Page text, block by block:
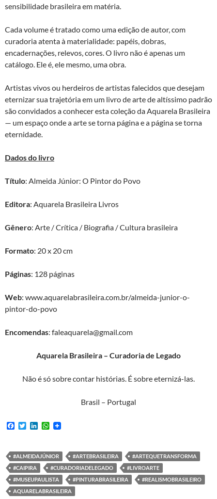
sensibilidade brasileira em matéria.
Cada volume é tratado como uma edição de autor, com
curadoria atenta à materialidade: papéis, dobras,
encadernações, relevos, cores. O livro não é apenas um
catálogo. Ele é, ele mesmo, uma obra.
Artistas vivos ou herdeiros de artistas falecidos que desejam
eternizar sua trajetória em um livro de arte de altíssimo padrão
são convidados a conhecer esta coleção da Aquarela Brasileira
— um espaço onde a arte se torna página e a página se torna
eternidade.
Dados do livro
Título: Almeida Júnior: O Pintor do Povo
Editora: Aquarela Brasileira Livros
Gênero: Arte / Crítica / Biografia / Cultura brasileira
Formato: 20 x 20 cm
Páginas: 128 páginas
Web: www.aquarelabrasileira.com.br/almeida-junior-o-
pintor-do-povo
Encomendas: faleaquarela@gmail.com
Aquarela Brasileira – Curadoria de Legado
Não é só sobre contar histórias. É sobre eternizá-las.
Brasil – Portugal
F
b
o
o
k
T
t
e
r
e
d
I
n
W
s
A
p
p
#ALMEIDAJÚNIOR #ARTEBRASILEIRA
#ARTEQUETRANSFORMA
#CAIPIRA
#CURADORIADELEGADO
#LIVROARTE
#MUSEUPAULISTA
#PINTURABRASILEIRA
#REALISMOBRASILEIRO
AQUARELABRASILEIRA